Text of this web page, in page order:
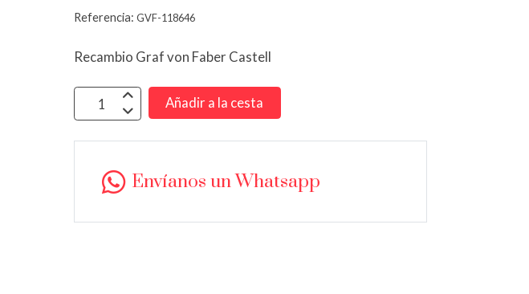
Referencia:GVF-118646
Recambio Graf von Faber Castell
Añadir a la cesta
Envíanos un Whatsapp